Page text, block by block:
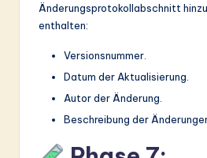
Änderungsprotokollabschnitt
enthalten:
Versionsnummer.
Datum der Aktualisierung.
Autor der Änderung.
Beschreibung der